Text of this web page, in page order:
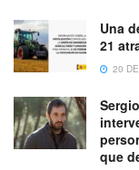
Una
21
20
que